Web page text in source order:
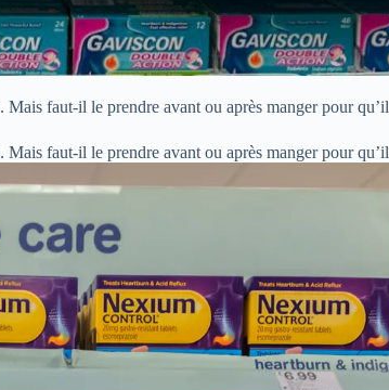
faut-il le prendre avant ou après manger pour
faut-il le prendre avant ou après manger pour